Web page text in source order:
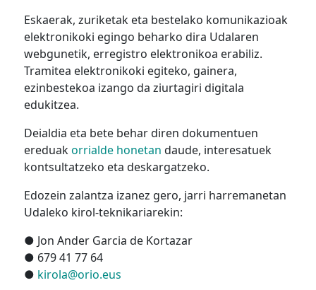
Eskaerak, zuriketak eta bestelako komunikazioak
elektronikoki egingo beharko dira Udalaren
webgunetik, erregistro elektronikoa erabiliz.
Tramitea elektronikoki egiteko, gainera,
ezinbestekoa izango da ziurtagiri digitala
edukitzea.
Deialdia eta bete behar diren dokumentuen
ereduakorrialde honetan daude, interesatuek
kontsultatzeko eta deskargatzeko.
Edozein zalantza izanez gero, jarri harremanetan
Udaleko kirol-teknikariarekin:
● Jon Ander Garcia de Kortazar
● 679 41 77 64
● kirola@orio.eus